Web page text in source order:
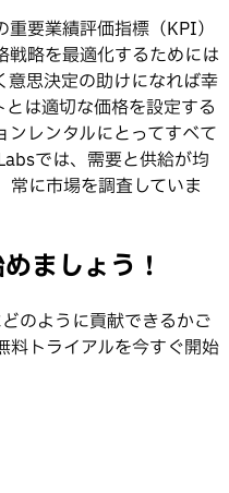
要業績評価指標（KPI）
戦略を最適化するためには
意思決定の助けになれば幸
は適切な価格を設定する
ンレンタルにとってすべて
では、需要と供給が均
常に市場を調査していま
ましょう！
のように貢献できるかご
料トライアルを今すぐ開始